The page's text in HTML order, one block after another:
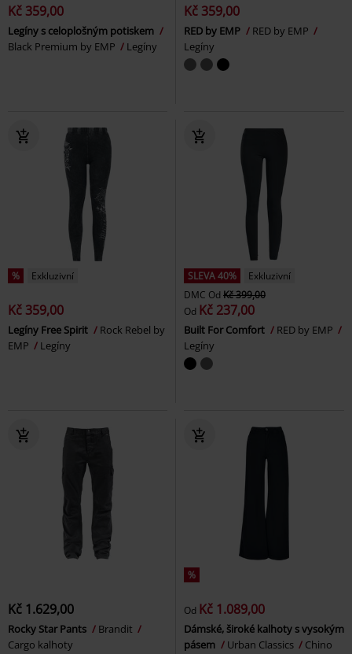
Kč 359,00
Legíny s celoplošným potiskem
Black Premium by EMP
Legíny
Kč 359,00
RED by EMP
RED by EMP
Legíny
% Exkluzivní
Kč 359,00
Legíny Free Spirit
Rock Rebel by
EMP
Legíny
SLEVA 40%
Exkluzivní
DMC Od Kč 399,00
Od Kč 237,00
Built For Comfort
RED by EMP
Legíny
Kč 1.629,00
Rocky Star Pants
Brandit
Cargo kalhoty
%
Od Kč 1.089,00
Dámské, široké kalhoty s vysokým
pásem
Urban Classics Chino